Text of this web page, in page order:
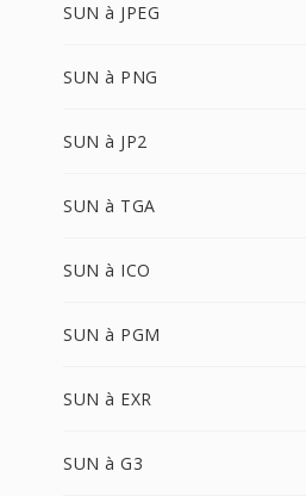
SUN à JPEG
SUN à PNG
SUN à JP2
SUN à TGA
SUN à ICO
SUN à PGM
SUN à EXR
SUN à G3